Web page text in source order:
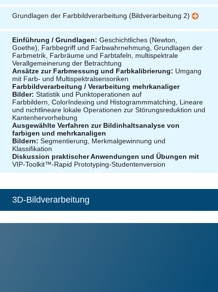
Grundlagen der Farbbildverarbeitung (Bildverarbeitung 2)
Einführung / Grundlagen: Geschichtliches (Newton,
Goethe), Farbbegriff und Farbwahrnehmung, Grundlagen der
Farbmetrik, Farbräume und Farbtafeln, multispektrale
Verallgemeinerung der Betrachtung
Ansätze zur Farbmessung und Farbkalibrierung: Umgang
mit Farb- und Multispektralsensoriken
Farbbildverarbeitung / Verarbeitung mehrkanaliger
Bilder: Statistik und Punktoperationen auf
Farbbildern, ColorIndexing und Histogrammmatching, Lineare
und nichtlineare lokale Operationen zur Störungsreduktion und
Kantenhervorhebung
Ausgewählte Verfahren zur Bildinhaltsanalyse von
farbigen und mehrkanaligen
Bildern: Segmentierung, Merkmalgewinnung und
Klassifikation
Diskussion praktischer Anwendungen und Übungen mit
VIP-Toolkit™-Rapid Prototyping-Studentenversion
3D-Bildverarbeitung